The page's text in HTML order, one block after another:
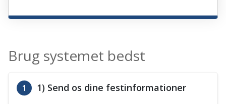
Brug systemet bedst
1 1) Send os dine festinformationer